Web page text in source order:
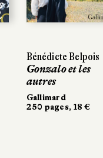
Bénédicte Belpois
Gonzalo et les
autres
Gallimard
250 pages, 18 €